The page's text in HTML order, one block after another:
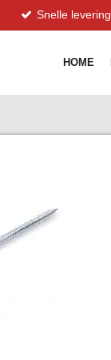
Snelle levering
HOME